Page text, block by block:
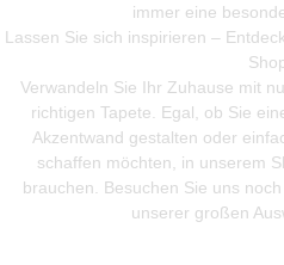
immer eine
Lassen Sie sich inspirieren –
Verwandeln Sie Ihr Zuhause mit
richtigen Tapete. Egal, ob Sie
Akzentwand gestalten oder
schaffen möchten, in unserem
brauchen. Besuchen Sie uns
unserer großen